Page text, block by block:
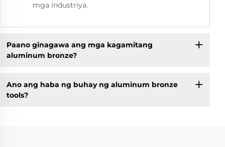
mga industriya.
Paano ginagawa ang mga kagamitang
aluminum bronze?
Ano ang haba ng buhay ng aluminum bronze
tools?